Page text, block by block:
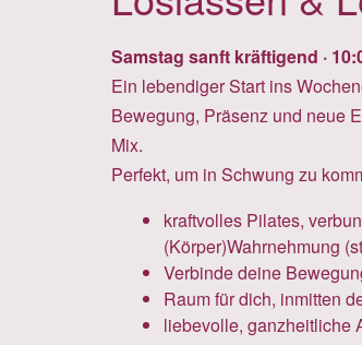
Samstag sanft kräftigend ·
Ein lebendiger Start ins
Bewegung, Präsenz und neue
Mix.
Perfekt, um in Schwung zu
kraftvolles Pilates,
(Körper)Wahrnehmung
Verbinde deine
Raum für dich, inmitten
liebevolle, ganzheitliche